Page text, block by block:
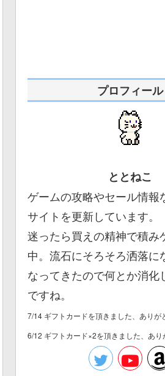
プロフィール
ととねこ
ゲームの攻略やセール情報
サイトを更新しています。
迷ったら買えの精神で積み
中。流石にそろそろ洒落に
なってきたので何とか消化
ですね。
7/14 ギフトカードを頂きました、ありが
6/12 ギフトカード×2を頂きました、あり